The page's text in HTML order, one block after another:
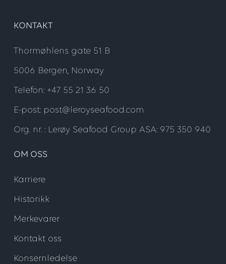
KONTAKT
Thormøhlens gate 51 B
5006 Bergen, Norway
Telefon: +47 55 21 36 50
E-post: post@leroyseafood.com
Org. nr. : Lerøy Seafood Group ASA: 975 350 940
OM OSS
Karriere
Historikk
Merkevarer
Kontakt oss
Konsernledelse